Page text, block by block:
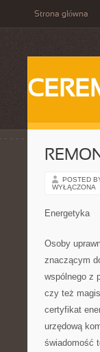
Strona główna
POSTED
WYŁĄCZONA
Energetyka
Osoby
znaczącym
wspólnego z
czy też
certyfikat
urzędową
świadomość